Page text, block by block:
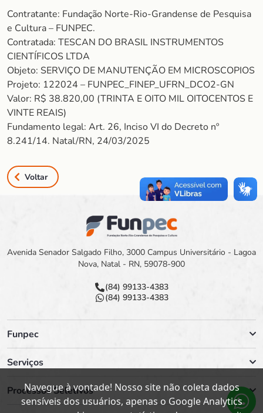
Contratante: Fundação Norte-Rio-Grandense de Pesquisa
e Cultura – FUNPEC.
Contratada: TESCAN DO BRASIL INSTRUMENTOS
CIENTÍFICOS LTDA
Objeto: SERVIÇO DE MANUTENÇÃO EM MICROSCOPIOS
Projeto: 122024 – FUNPEC_FINEP_UFRN_DCO2-GN
Valor: R$ 38.820,00 (TRINTA E OITO MIL OITOCENTOS E
VINTE REAIS)
Fundamento legal: Art. 26, Inciso VI do Decreto nº
8.241/14. Natal/RN, 24/03/2025
Voltar
Avenida Senador Salgado Filho, 3000 Campus Universitário - Lagoa
Nova, Natal - RN, 59078-900
(84) 99133-4383
(84) 99133-4383
Funpec
Serviços
Processos Seletivos
Navegue à vontade! Nosso site não coleta dados
sensíveis dos usuários, apenas o Google Analytics